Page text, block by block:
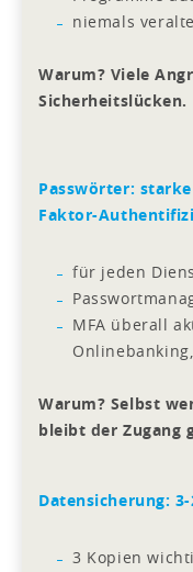
niemals
Warum? Viele
Sicherheitslücken.
Passwörter:
Faktor-
für jeden
MFA überall
Warum? Selbst
bleibt der Zugang
Datensicherung:
3 Kopien